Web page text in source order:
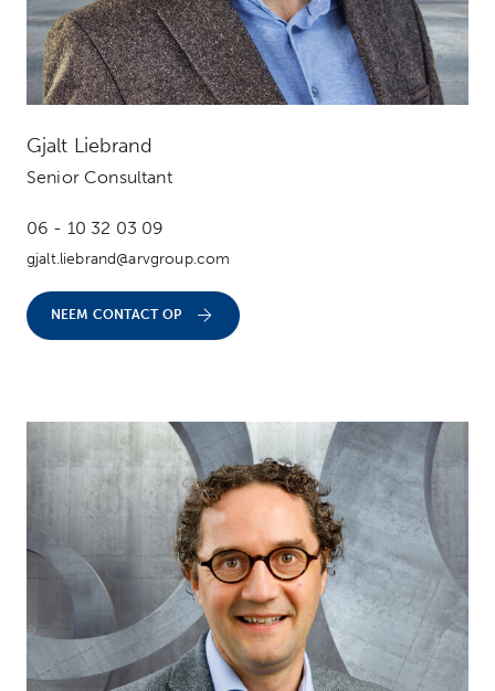
Gjalt Liebrand
Senior Consultant
06 - 10 32 03 09
gjalt.liebrand@arvgroup.com
NEEM CONTACT OP